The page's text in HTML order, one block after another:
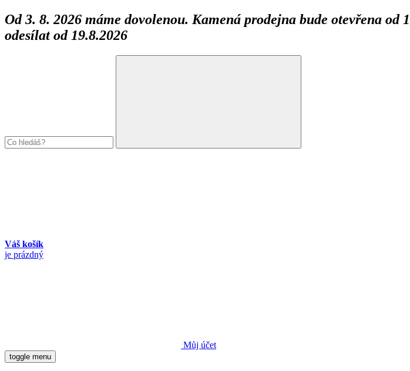
Od 3. 8. 2026 máme dovolenou. Kamená prodejna bude otevřena
odesílat od 19.8.2026
Váš košík
je prázdný
Můj účet
toggle menu